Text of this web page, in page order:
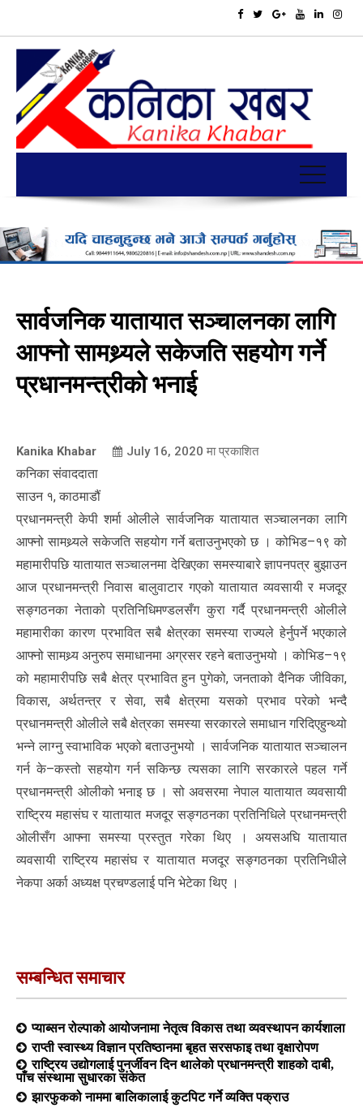
सार्वजनिक यातायात सञ्चालनका लागि
आफ्नो सामथ्र्यले सकेजति सहयोग गर्ने
प्रधानमन्त्रीको भनाई
Kanika Khabar July 16, 2020 मा प्रकाशित
कनिका संवाददाता
साउन १, काठमाडौं
प्रधानमन्त्री केपी शर्मा ओलीले सार्वजनिक यातायात सञ्चालनका लागि
आफ्नो सामथ्र्यले सकेजति सहयोग गर्ने बताउनुभएको छ । कोभिड–१९ को
महामारीपछि यातायात सञ्चालनमा देखिएका समस्याबारे ज्ञापनपत्र बुझाउन
आज प्रधानमन्त्री निवास बालुवाटार गएको यातायात व्यवसायी र मजदूर
सङ्गठनका नेताको प्रतिनिधिमण्डलसँग कुरा गर्दै प्रधानमन्त्री ओलीले
महामारीका कारण प्रभावित सबै क्षेत्रका समस्या राज्यले हेर्नुपर्ने भएकाले
आफ्नो सामथ्र्य अनुरुप समाधानमा अग्रसर रहने बताउनुभयो । कोभिड–१९
को महामारीपछि सबै क्षेत्र प्रभावित हुन पुगेको, जनताको दैनिक जीविका,
विकास, अर्थतन्त्र र सेवा, सबै क्षेत्रमा यसको प्रभाव परेको भन्दै
प्रधानमन्त्री ओलीले सबै क्षेत्रका समस्या सरकारले समाधान गरिदिएहुन्थ्यो
भन्ने लाग्नु स्वाभाविक भएको बताउनुभयो । सार्वजनिक यातायात सञ्चालन
गर्न के–कस्तो सहयोग गर्न सकिन्छ त्यसका लागि सरकारले पहल गर्ने
प्रधानमन्त्री ओलीको भनाइ छ । सो अवसरमा नेपाल यातायात व्यवसायी
राष्ट्रिय महासंघ र यातायात मजदूर सङ्गठनका प्रतिनिधिले प्रधानमन्त्री
ओलीसँग आफ्ना समस्या प्रस्तुत गरेका थिए । अयसअघि यातायात
व्यवसायी राष्ट्रिय महासंघ र यातायात मजदूर सङ्गठनका प्रतिनिधीले
नेकपा अर्का अध्यक्ष प्रचण्डलाई पनि भेटेका थिए ।
सम्बन्धित समाचार
प्याब्सन रोल्पाको आयोजनामा नेतृत्व विकास तथा व्यवस्थापन कार्यशाला
राप्ती स्वास्थ्य विज्ञान प्रतिष्ठानमा बृहत सरसफाइ तथा वृक्षारोपण
राष्ट्रिय उद्योगलाई पुनर्जीवन दिन थालेको प्रधानमन्त्री शाहको दाबी,
पाँच संस्थामा सुधारका संकेत
झारफुकको नाममा बालिकालाई कुटपिट गर्ने व्यक्ति पक्राउ